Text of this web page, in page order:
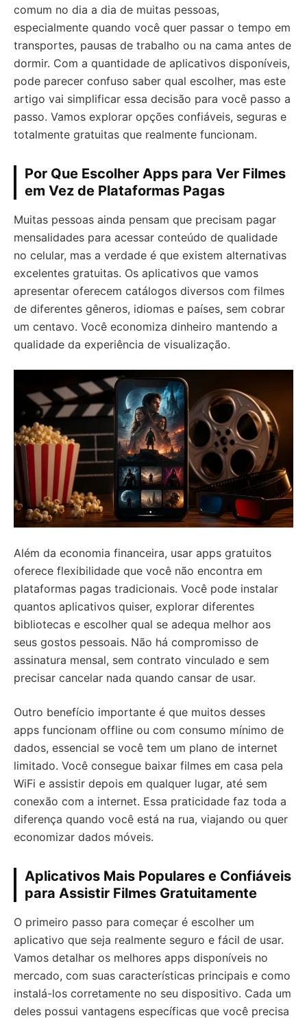
comum no dia a dia de muitas pessoas,
especialmente quando você quer passar o tempo em
transportes, pausas de trabalho ou na cama antes de
dormir. Com a quantidade de aplicativos disponíveis,
pode parecer confuso saber qual escolher, mas este
artigo vai simplificar essa decisão para você passo a
passo. Vamos explorar opções confiáveis, seguras e
totalmente gratuitas que realmente funcionam.
Por Que Escolher Apps para Ver Filmes
em Vez de Plataformas Pagas
Muitas pessoas ainda pensam que precisam pagar
mensalidades para acessar conteúdo de qualidade
no celular, mas a verdade é que existem alternativas
excelentes gratuitas. Os aplicativos que vamos
apresentar oferecem catálogos diversos com filmes
de diferentes gêneros, idiomas e países, sem cobrar
um centavo. Você economiza dinheiro mantendo a
qualidade da experiência de visualização.
Além da economia financeira, usar apps gratuitos
oferece flexibilidade que você não encontra em
plataformas pagas tradicionais. Você pode instalar
quantos aplicativos quiser, explorar diferentes
bibliotecas e escolher qual se adequa melhor aos
seus gostos pessoais. Não há compromisso de
assinatura mensal, sem contrato vinculado e sem
precisar cancelar nada quando cansar de usar.
Outro benefício importante é que muitos desses
apps funcionam offline ou com consumo mínimo de
dados, essencial se você tem um plano de internet
limitado. Você consegue baixar filmes em casa pela
WiFi e assistir depois em qualquer lugar, até sem
conexão com a internet. Essa praticidade faz toda a
diferença quando você está na rua, viajando ou quer
economizar dados móveis.
Aplicativos Mais Populares e Confiáveis
para Assistir Filmes Gratuitamente
O primeiro passo para começar é escolher um
aplicativo que seja realmente seguro e fácil de usar.
Vamos detalhar os melhores apps disponíveis no
mercado, com suas características principais e como
instalá-los corretamente no seu dispositivo. Cada um
deles possui vantagens específicas que você precisa